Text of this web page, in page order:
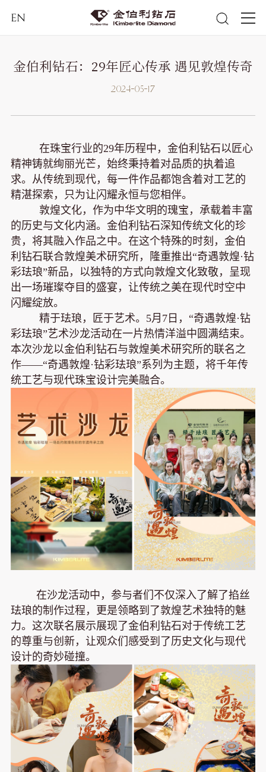
EN
金伯利钻石：29年匠心传承 遇见敦煌传奇
2024-05-17
在珠宝行业的29年历程中，金伯利钻石以匠心
精神铸就绚丽光芒，始终秉持着对品质的执着追
求。从传统到现代，每一件作品都饱含着对工艺的
精湛探索，只为让闪耀永恒与您相伴。
敦煌文化，作为中华文明的瑰宝，承载着丰富
的历史与文化内涵。金伯利钻石深知传统文化的珍
贵，将其融入作品之中。在这个特殊的时刻，金伯
利钻石联合敦煌美术研究所，隆重推出“奇遇敦煌·钻
彩珐琅”新品，以独特的方式向敦煌文化致敬，呈现
出一场璀璨夺目的盛宴，让传统之美在现代时空中
闪耀绽放。
精于珐琅，匠于艺术。5月7日，“奇遇敦煌·钻
彩珐琅”艺术沙龙活动在一片热情洋溢中圆满结束。
本次沙龙以金伯利钻石与敦煌美术研究所的联名之
作——“奇遇敦煌·钻彩珐琅”系列为主题，将千年传
统工艺与现代珠宝设计完美融合。
在沙龙活动中，参与者们不仅深入了解了掐丝
珐琅的制作过程，更是领略到了敦煌艺术独特的魅
力。这次联名展示展现了金伯利钻石对于传统工艺
的尊重与创新，让观众们感受到了历史文化与现代
设计的奇妙碰撞。